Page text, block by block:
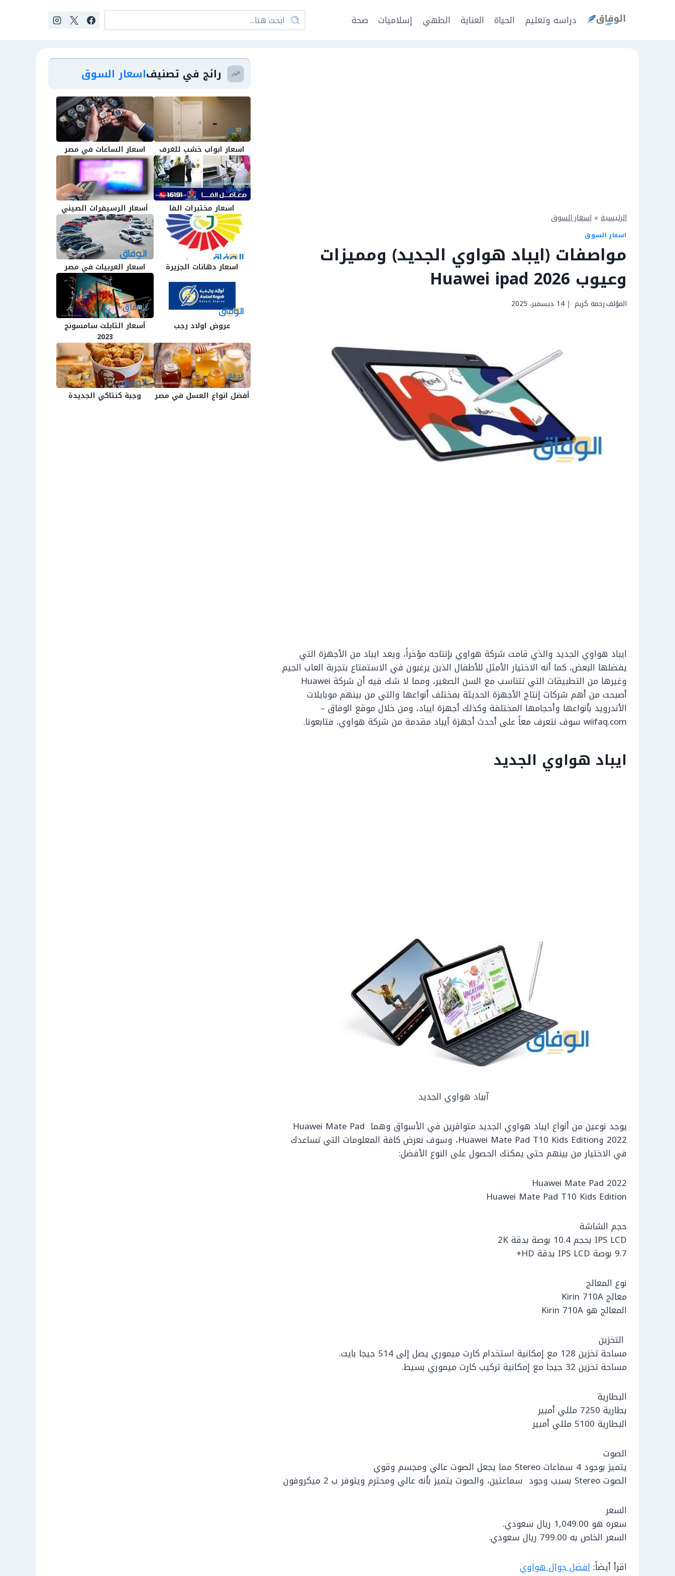
دراسه وتعليم الحياة العناية الطهي إسلاميات صحة
الرئيسية » اسعار السوق
اسعار السوق
مواصفات (ايباد هواوي الجديد) ومميزات
وعيوب 2026 Huawei ipad
المؤلفرحمة كريم 14 ديسمبر، 2025
ايباد هواوي الجديد والذي قامت شركة هواوي بإنتاجه مؤخراً، ويعد ايباد من الأجهزة التي
يفضلها البعض، كما أنه الاختيار الأمثل للأطفال الذين يرغبون في الاستمتاع بتجربة العاب الجيم
وغيرها من التطبيقات التي تتناسب مع السن الصغير، ومما لا شك فيه أن شركة Huawei
أصبحت من أهم شركات إنتاج الأجهزة الحديثة بمختلف أنواعها والتي من بينهم موبايلات
الأندرويد بأنواعها وأحجامها المختلفة وكذلك أجهزة ايباد، ومن خلال موقع الوفاق –
wiifaq.com سوف نتعرف معاً على أحدث أجهزة آيباد مقدمة من شركة هواوي، فتابعونا.
ايباد هواوي الجديد
آبباد هواوي الجديد
يوجد نوعين من أنواع ايباد هواوي الجديد متوافرين في الأسواق وهما Huawei Mate Pad
2022 وHuawei Mate Pad T10 Kids Edition، وسوف نعرض كافة المعلومات التي تساعدك
في الاختيار من بينهم حتى يمكنك الحصول على النوع الأفضل:
Huawei Mate Pad 2022
Huawei Mate Pad T10 Kids Edition
حجم الشاشة
IPS LCD بحجم 10.4 بوصة بدقة 2K
9.7 بوصة IPS LCD بدقة HD+
نوع المعالج
معالج Kirin 710A
المعالج هو Kirin 710A
التخزين
مساحة تخزين 128 مع إمكانية استخدام كارت ميموري يصل إلى 514 جيجا بايت.
مساحة تخزين 32 جيجا مع إمكانية تركيب كارت ميموري بسيط.
البطارية
بطارية 7250 مللي أمبير
البطارية 5100 مللي أمبير
الصوت
يتميز بوجود 4 سماعات Stereo مما يجعل الصوت عالي ومجسم وقوي
الصوت Stereo بسبب وجود سماعتين، والصوت يتميز بأنه عالي ومحترم ويتوفر ب 2 ميكروفون
السعر
سعره هو 1,049.00 ريال سعودي.
السعر الخاص به 799.00 ريال سعودي.
اقرأ أيضاً: افضل جوال هواوي
رائج في تصنيفاسعار السوق
اسعار ابواب خشب للغرف اسعار الساعات في مصر
اسعار مختبرات الفا أسعار الرسيفرات الصيني
اسعار دهانات الجزيرة اسعار العربيات في مصر
عروض اولاد رجب
أسعار التابلت سامسونج
2023
أفضل انواع العسل في مصر وجبة كنتاكي الجديدة